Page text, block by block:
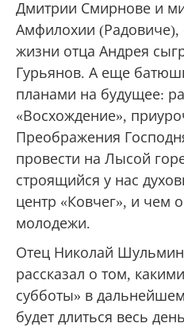
Дмитрии Смирнове и
Амфилохии (Радовиче),
жизни отца Андрея
Гурьянов. А еще
планами на будущее:
«Восхождение»,
Преображения
провести на Лысой
строящийся у нас
центр «Ковчег», и чем
молодежи.
Отец Николай Шульмин
рассказал о том,
субботы» в
будет длиться весь